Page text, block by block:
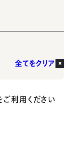
全てをクリア
ご利用ください